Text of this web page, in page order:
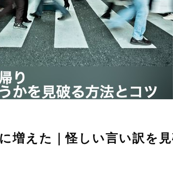
増えた｜怪しい言い訳を